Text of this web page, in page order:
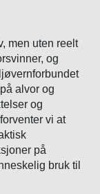
men uten reelt
og
alvor og
og
vi at
på
bruk til